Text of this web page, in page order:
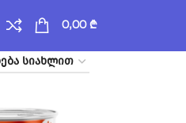
0,00 ₾